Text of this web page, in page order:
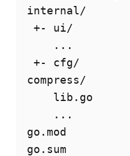
internal/
+- ui/
    ...
+- cfg/
compress/
    lib.go
    ...
go.mod
go.sum